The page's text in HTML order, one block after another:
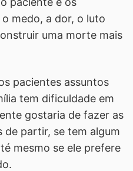
medo, a dor, o luto
uma morte mais
pacientes assuntos
tem dificuldade em
gostaria de fazer as
de partir, se tem algum
mesmo se ele prefere